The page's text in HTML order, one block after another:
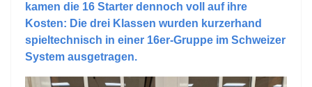
kamen die 16 Starter dennoch voll auf ihre
Kosten: Die drei Klassen wurden kurzerhand
spieltechnisch in einer 16er-Gruppe im Schweizer
System ausgetragen.